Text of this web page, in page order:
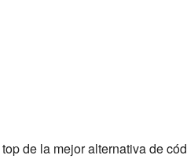
de la mejor alternativa de